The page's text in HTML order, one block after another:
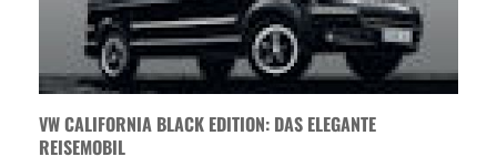
VW CALIFORNIA BLACK EDITION: DAS ELEGANTE
REISEMOBIL